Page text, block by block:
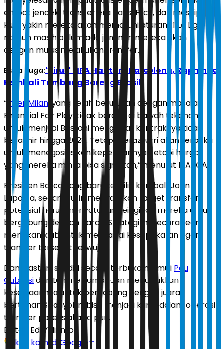
empat jendela transfer era Hansi Flick, dan meskipun
klub yakin mereka akan mematuhi aturan 1:1 La Liga,
namun masih belum ada jaminan mereka akan
dengan mulus melakukan transfer.
Baca Juga:'Virus' FIFA Hantam Barcelona, Raphinha
Kembali Tumbang Bareng Brasil!
“ Inter Milan , yang telah berurusan dengan masalah
Financial Fair Play, tidak berada di bawah tekanan
untuk menjual Bastoni mengingat kontraknya tidak
berakhir hingga 2028. Tetapi, Nerazzurri akan terbuka
untuk menegosiasikan kepergiannya, tetapi harga
yang mereka minta bisa signifikan,” menurut MARCA.
Presiden Barca yang baru terpilih kembali, Joan
Laporta, secara rutin menyatakan target transfer
potensial harus menyatakan keinginan mereka untuk
bergabung dengan Barca. Strategi ini, secara teori,
menekan klub untuk mencapai kesepakatan agar
transfer tersebut terwujud.
Dan, Bastoni sendiri secara terbuka memuji Pau
Cubarsidan Lamine Yamal, dan menunjukkan
kesediaannya untuk bergabung dengan juara
bertahan Spanyol ini bisa menjadi kunci dalam operasi
transfer potensial apa pun.
Editor: Edi Yulianto
Ikuti kami di Google